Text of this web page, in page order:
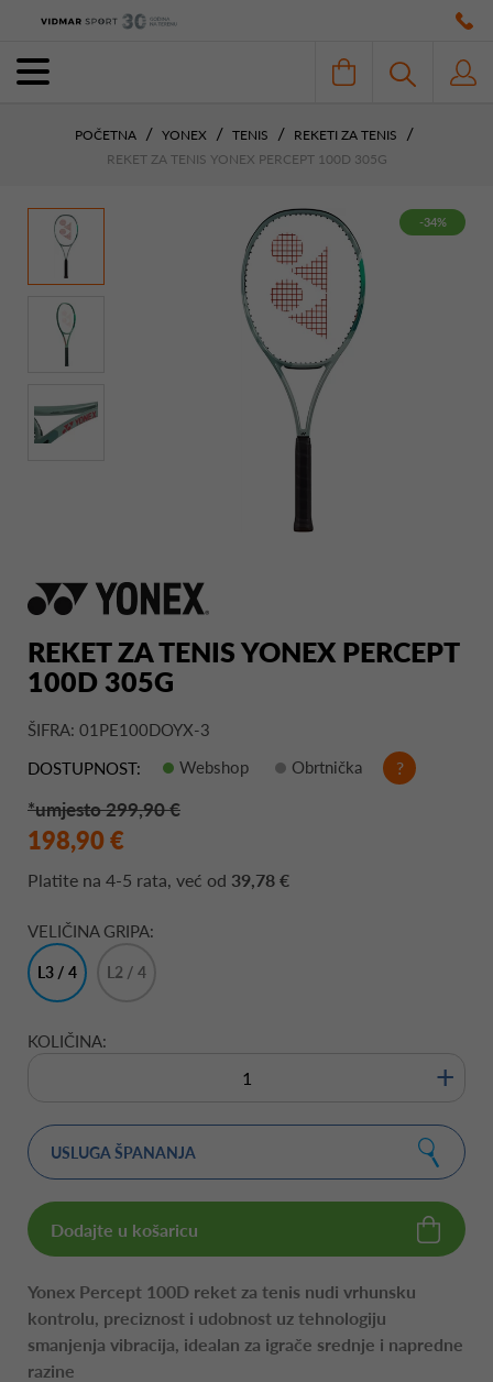
POČETNA YONEX TENIS
REKETI ZA TENIS
REKET ZA TENIS YONEX PERCEPT 100D 305G
-34%
REKET ZA TENIS YONEX PERCEPT
100D 305G
ŠIFRA: 01PE100DOYX-3
DOSTUPNOST:
Webshop Obrtnička ?
*umjesto 299,90 €
198,90 €
Platite na 4-5 rata, već od 39,78 €
VELIČINA GRIPA:
L3 / 4 L2 / 4
KOLIČINA:
+
USLUGA ŠPANANJA
Dodajte u košaricu
Yonex Percept 100D reket za tenis nudi vrhunsku
kontrolu, preciznost i udobnost uz tehnologiju
smanjenja vibracija, idealan za igrače srednje i napredne
razine